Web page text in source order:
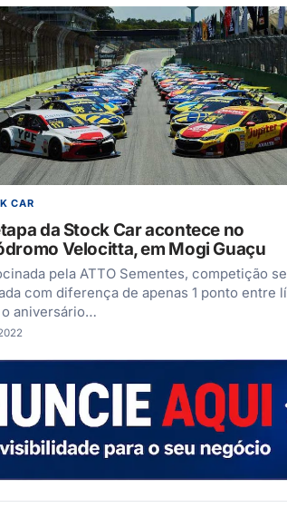
CAR
da Stock Car acontece no
Velocitta, em Mogi Guaçu
pela ATTO Sementes, competição
com diferença de apenas 1 ponto entre
o aniversário…